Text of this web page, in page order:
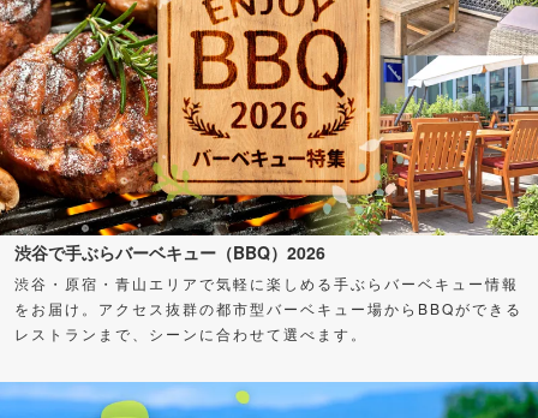
渋谷で手ぶらバーベキュー（BBQ）2026
渋谷・原宿・青山エリアで気軽に楽しめる手ぶらバーベキュー情報
をお届け。アクセス抜群の都市型バーベキュー場からBBQができる
レストランまで、シーンに合わせて選べます。